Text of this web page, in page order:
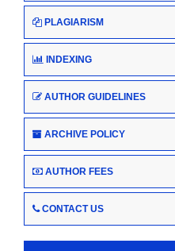
PLAGIARISM
INDEXING
AUTHOR GUIDELINES
ARCHIVE POLICY
AUTHOR FEES
CONTACT US